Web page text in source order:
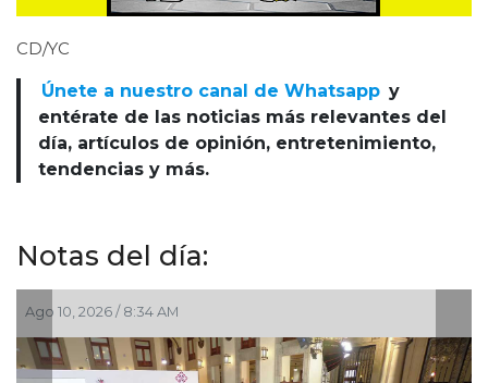
CD/YC
Únete a nuestro canal de Whatsapp y
entérate de las noticias más relevantes del
día, artículos de opinión, entretenimiento,
tendencias y más.
Notas del día:
Ago 10, 2026 / 8:34 AM